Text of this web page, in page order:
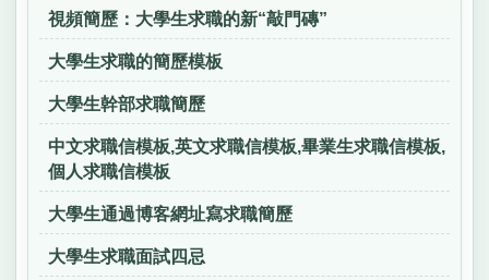
視頻簡歷：大學生求職的新“敲門磚”
大學生求職的簡歷模板
大學生幹部求職簡歷
中文求職信模板,英文求職信模板,畢業生求職信模板,
個人求職信模板
大學生通過博客網址寫求職簡歷
大學生求職面試四忌